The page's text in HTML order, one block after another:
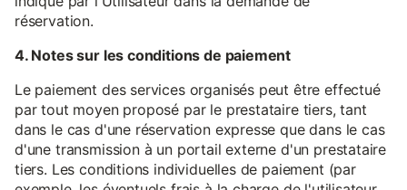
réservation.
4. Notes sur les conditions de paiement
Le paiement des services organisés peut être effectué
par tout moyen proposé par le prestataire tiers, tant
dans le cas d'une réservation expresse que dans le cas
d'une transmission à un portail externe d'un prestataire
tiers. Les conditions individuelles de paiement (par